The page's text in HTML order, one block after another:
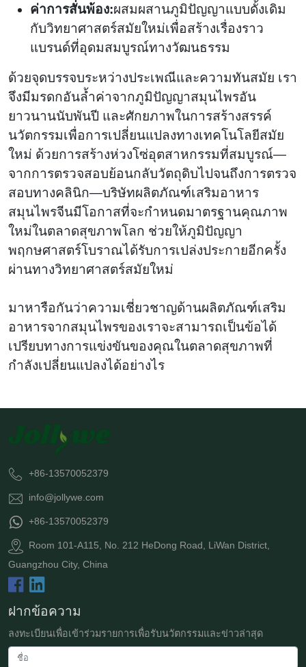
ค่าการสั่นพ้อง:ผสมผสานภูมิปัญญาแบบดั้งเดิม
กับวิทยาศาสตร์สมัยใหม่เพื่อสร้างเรื่องราว
แบรนด์ที่อุดมสมบูรณ์ทางวัฒนธรรม
ด้วยจุดบรรจบระหว่างประเพณีและความทันสมัย ​​เรา
จึงมีมรดกอันล้ำค่าจากภูมิปัญญาสมุนไพรอัน
ยาวนานนับพันปี และศักยภาพในการสร้างสรรค์
นวัตกรรมเพื่อการเปลี่ยนแปลงทางเทคโนโลยีสมัย
ใหม่ ด้วยการสร้างห่วงโซ่อุตสาหกรรมที่สมบูรณ์—
จากการตรวจสอบย้อนกลับวัตถุดิบไปจนถึงการตรวจ
สอบทางคลินิก—บริษัทผลิตภัณฑ์เสริมอาหาร
สมุนไพรจีนมีโอกาสที่จะกำหนดมาตรฐานคุณภาพ
ใหม่ในตลาดสุขภาพโลก ช่วยให้ภูมิปัญญา
พฤกษศาสตร์โบราณได้รับการเปล่งประกายอีกครั้ง
ผ่านทางวิทยาศาสตร์สมัยใหม่
มาหารือกันว่าความเชี่ยวชาญด้านผลิตภัณฑ์เสริม
อาหารจากสมุนไพรของเราจะสามารถเป็นข้อได้
เปรียบทางการแข่งขันของคุณในตลาดสุขภาพที่
กำลังเปลี่ยนแปลงได้อย่างไร
+86-13570052379
info@jollywe.com
+86-13570052379
Room 101-A115, No. 212 HeDong Road, LiWan District,
Guangzhou City, China
ฝากข้อความ
ลงทะเบียนเพื่อเข้าร่วมรายการเพื่อรับนวัตกรรมและข่าวล่าสุด